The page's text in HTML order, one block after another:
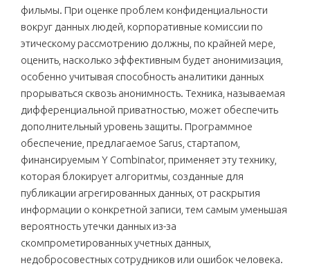
фильмы. При оценке проблем конфиденциальности
вокруг данных людей, корпоративные комиссии по
этическому рассмотрению должны, по крайней мере,
оценить, насколько эффективным будет анонимизация,
особенно учитывая способность аналитики данных
прорываться сквозь анонимность. Техника, называемая
дифференциальной приватностью, может обеспечить
дополнительный уровень защиты. Программное
обеспечение, предлагаемое Sarus, стартапом,
финансируемым Y Combinator, применяет эту технику,
которая блокирует алгоритмы, созданные для
публикации агрегированных данных, от раскрытия
информации о конкретной записи, тем самым уменьшая
вероятность утечки данных из-за
скомпрометированных учетных данных,
недобросовестных сотрудников или ошибок человека.